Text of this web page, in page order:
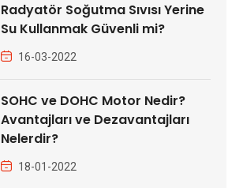
Radyatör Soğutma Sıvısı Yerine
Su Kullanmak Güvenli mi?
16-03-2022
SOHC ve DOHC Motor Nedir?
Avantajları ve Dezavantajları
Nelerdir?
18-01-2022